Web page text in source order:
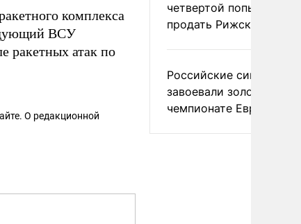
комплекса
ВСУ
ракетных атак по
О редакционной
четвертой попытке
продать Рижский
Российские
завоевали золото на
чемпионате Европы